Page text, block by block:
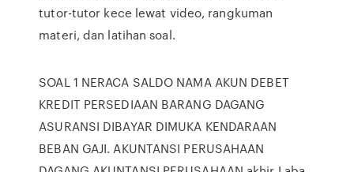
tutor-tutor kece lewat video, rangkuman
materi, dan latihan soal.
SOAL 1 NERACA SALDO NAMA AKUN DEBET
KREDIT PERSEDIAAN BARANG DAGANG
ASURANSI DIBAYAR DIMUKA KENDARAAN
BEBAN GAJI. AKUNTANSI PERUSAHAAN